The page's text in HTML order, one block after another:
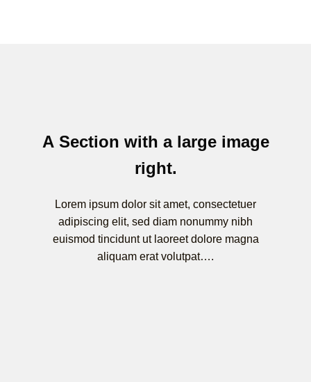
A Section with a large image
right.
Lorem ipsum dolor sit amet, consectetuer
adipiscing elit, sed diam nonummy nibh
euismod tincidunt ut laoreet dolore magna
aliquam erat volutpat….